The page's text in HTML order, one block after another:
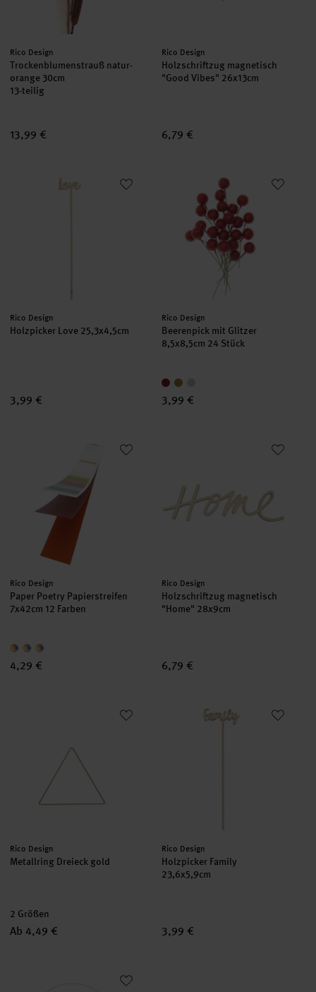
Hersteller:
Rico Design
Trockenblumenstrauß natur-
orange 30cm
13-teilig
13,99 €
Hersteller:
Rico Design
Holzschriftzug magnetisch
"Good Vibes" 26x13cm
6,79 €
Holzpicker Love 25,3x4,5cm
Hersteller:
Rico Design
Holzpicker Love 25,3x4,5cm
3,99 €
Beerenpick mit Glitzer
Hersteller:
Rico Design
Beerenpick mit Glitzer
8,5x8,5cm 24 Stück
3,99 €
Paper Poetry Papierstreifen 7x42cm 12 Farben
Hersteller:
Rico Design
Paper Poetry Papierstreifen
7x42cm 12 Farben
4,29 €
Holzschriftzug magnetisch
Hersteller:
Rico Design
Holzschriftzug magnetisch
"Home" 28x9cm
6,79 €
Hersteller:
Rico Design
Metallring Dreieck gold
2 Größen
Ab 4,49 €
Holzpicker Family 23,6x5,9cm
Hersteller:
Rico Design
Holzpicker Family
23,6x5,9cm
3,99 €
Metallring Offwhite glänzend